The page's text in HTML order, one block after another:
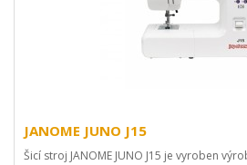
JANOME JUNO J15
Šicí stroj JANOME JUNO J15 je vyroben